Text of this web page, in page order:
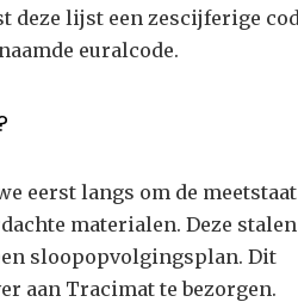
deze lijst een zescijferige
euralcode.
eerst langs om de
materialen. Deze stalen
sloopopvolgingsplan. Dit
aan Tracimat te bezorgen.